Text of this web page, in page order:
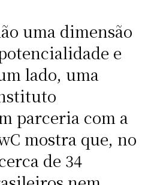
uma dimensão
e
lado, uma
parceria com a
mostra que, no
de 34